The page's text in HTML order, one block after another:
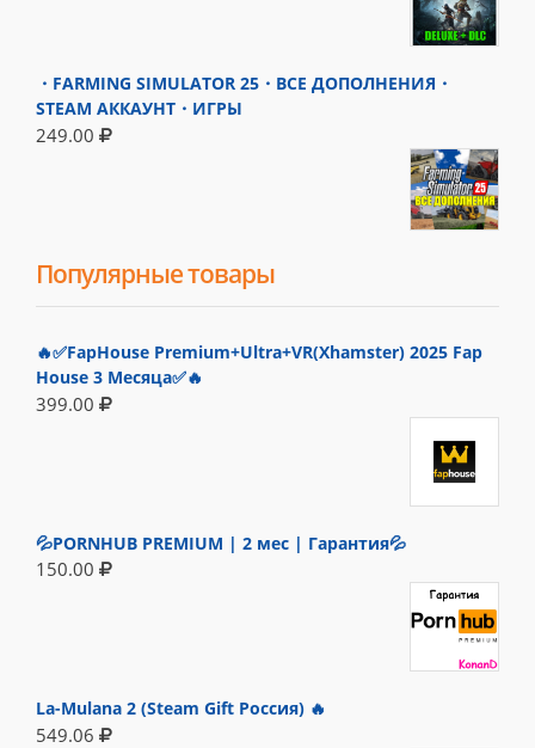
・FARMING SIMULATOR 25・ВСЕ ДОПОЛНЕНИЯ・
STEAM АККАУНТ・ИГРЫ
249.00
Популярные товары
🔥✅FapHouse Premium+Ultra+VR(Xhamster) 2025 Fap
House 3 Месяца✅🔥
399.00
💦PORNHUB PREMIUM | 2 мес | Гарантия💦
150.00
La-Mulana 2 (Steam Gift Россия) 🔥
549.06